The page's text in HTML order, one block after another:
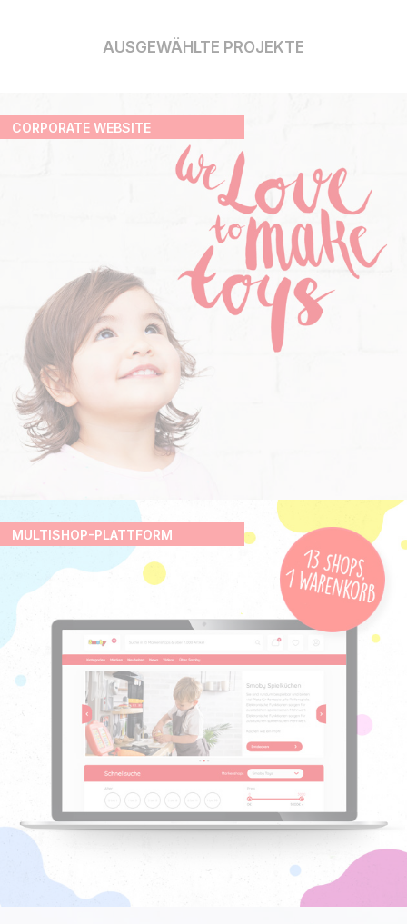
AUSGEWÄHLTE PROJEKTE
CORPORATE WEBSITE
MULTISHOP-PLATTFORM